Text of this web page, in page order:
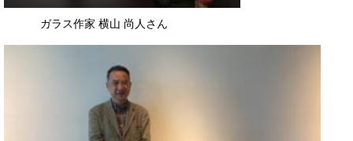
​ ガラス作家 横山 尚人さん